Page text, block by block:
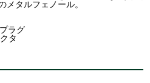
メタルフェノール。
ラグ
タ